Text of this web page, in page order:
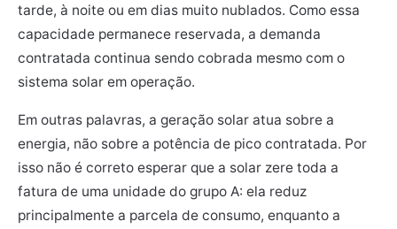
tarde, à noite ou em dias muito nublados. Como essa
capacidade permanece reservada, a demanda
contratada continua sendo cobrada mesmo com o
sistema solar em operação.
Em outras palavras, a geração solar atua sobre a
energia, não sobre a potência de pico contratada. Por
isso não é correto esperar que a solar zere toda a
fatura de uma unidade do grupo A: ela reduz
principalmente a parcela de consumo, enquanto a